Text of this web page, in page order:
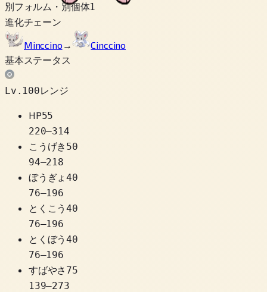
別フォルム・別個体1
進化チェーン
Minccino →
Cinccino
基本ステータス
Lv.100レンジ
HP55
220–314
こうげき 50
94–218
ぼうぎょ40
76–196
とくこう40
76–196
とくぼう40
76–196
すばやさ 75
139–273